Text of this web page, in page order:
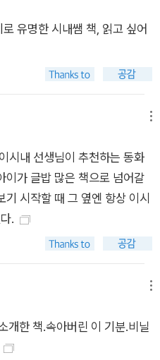
음으로 (…) 진심이 닿아 책 한
끈질기게 앉아서 이 책을 썼
늘 책이 있었으면, 책 읽는 일
거움을 한 명이라도 더 알게
의 핵심을 향해 나아가면서 동
자 한다. 다정하면서도 따뜻하
랑, 상상 그 이상의 세계로 인
요소들이 많아, 이 책은 새롭
더 깊은 공감의 세계로 나아갈
마다 참고할 수 있는 아주 유
는 학부모와 학교 현장에 몸담
료가 될 것임에 틀림없다. 맨
생겼을 독자를 위한 Q&A’도
준히 할 수 있는 방법, 독서에
유명한 시내쌤 책, 읽고 싶어
시내 선생님이 추천하는 동화
이가 글밥 많은 책으로 넘어갈
시작할 때 그 옆엔 항상 이시
.
개한 책.속아버린 이 기분.비닐